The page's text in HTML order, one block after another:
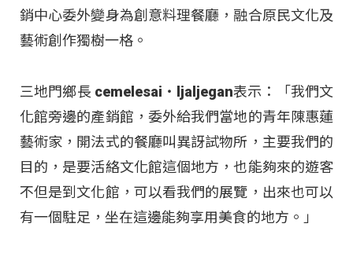
銷中心委外變身為創意料理餐廳，融合原民文化及
藝術創作獨樹一格。
三地門鄉長 cemelesai‧ljaljegan表示：「我們文
化館旁邊的產銷館，委外給我們當地的青年陳惠蓮
藝術家，開法式的餐廳叫異訝試物所，主要我們的
目的，是要活絡文化館這個地方，也能夠來的遊客
不但是到文化館，可以看我們的展覽，出來也可以
有一個駐足，坐在這邊能夠享用美食的地方。」